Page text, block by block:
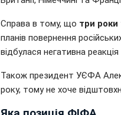
Справа в тому, що три
планів повернення
відбулася негативна
Також президент УЄФА
року, тому не хоче